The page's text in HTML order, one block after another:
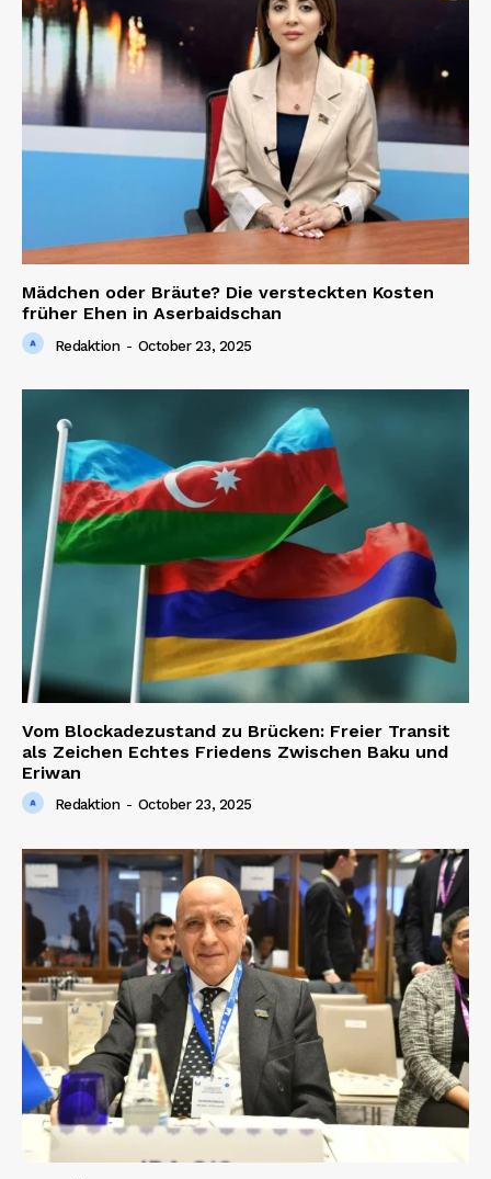
Mädchen oder Bräute? Die versteckten Kosten
früher Ehen in Aserbaidschan
Redaktion - October 23, 2025
Vom Blockadezustand zu Brücken: Freier Transit
als Zeichen Echtes Friedens Zwischen Baku und
Eriwan
Redaktion - October 23, 2025